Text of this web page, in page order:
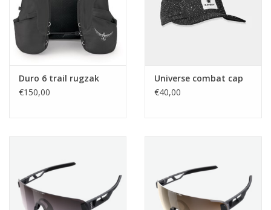
Duro 6 trail rugzak
€150,00
Universe combat cap
€40,00